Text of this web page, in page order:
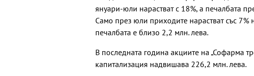
януари-юли нарастват с 18%, а печалбата
Само през юли приходите нарастват със
печалбата е близо 2,2 млн. лева.
В последната година акциите на „Софарма
капитализация надвишава 226,2 млн. лева.